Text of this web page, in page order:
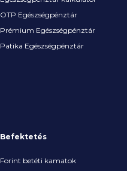
OTP Egészségpénztár
Prémium Egészségpénztár
Patika Egészségpénztár
Befektetés
Forint betéti kamatok